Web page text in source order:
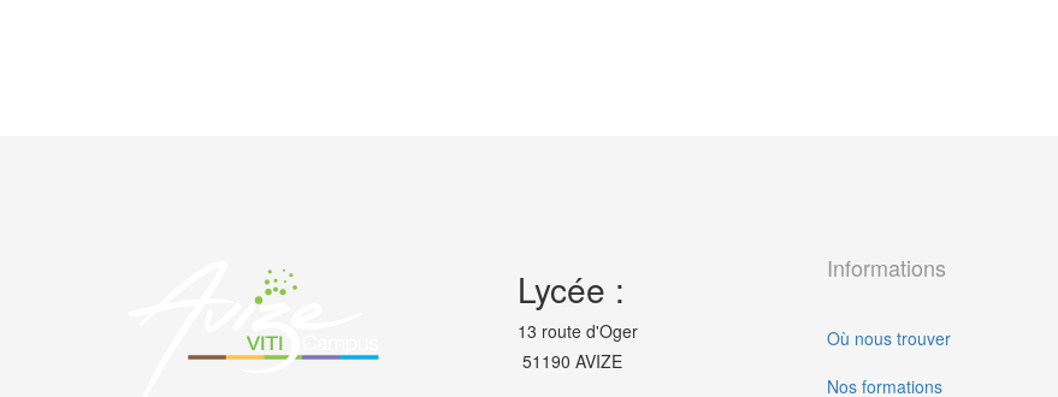
Lycée :
13 route d'Oger
51190 AVIZE
Informations
Où nous trouver
Nos formations